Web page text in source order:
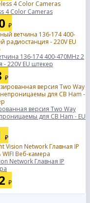
4 Color Cameras
₽
136-174 400-470MHz 2
220V EU штекер
₽
версия Two Way
для CB Ham - EU
₽
Network Главная IP
₽